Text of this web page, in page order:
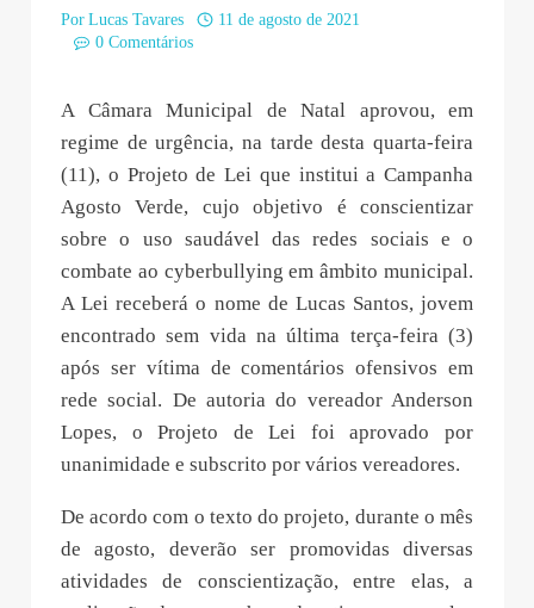
Por Lucas Tavares
11 de agosto de 2021
0 Comentários
A Câmara Municipal de Natal aprovou, em
regime de urgência, na tarde desta quarta-feira
(11), o Projeto de Lei que institui a Campanha
Agosto Verde, cujo objetivo é conscientizar
sobre o uso saudável das redes sociais e o
combate ao cyberbullying em âmbito municipal.
A Lei receberá o nome de Lucas Santos, jovem
encontrado sem vida na última terça-feira (3)
após ser vítima de comentários ofensivos em
rede social. De autoria do vereador Anderson
Lopes, o Projeto de Lei foi aprovado por
unanimidade e subscrito por vários vereadores.
De acordo com o texto do projeto, durante o mês
de agosto, deverão ser promovidas diversas
atividades de conscientização, entre elas, a